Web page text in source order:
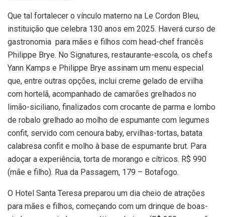
Que tal fortalecer o vínculo materno na Le Cordon Bleu,
instituição que celebra 130 anos em 2025. Haverá curso de
gastronomia para mães e filhos com head-chef francês
Philippe Brye. No Signatures, restaurante-escola, os chefs
Yann Kamps e Philippe Brye assinam um menu especial
que, entre outras opções, inclui creme gelado de ervilha
com hortelã, acompanhado de camarões grelhados no
limão-siciliano, finalizados com crocante de parma e lombo
de robalo grelhado ao molho de espumante com legumes
confit, servido com cenoura baby, ervilhas-tortas, batata
calabresa confit e molho à base de espumante brut. Para
adoçar a experiência, torta de morango e cítricos. R$ 990
(mãe e filho). Rua da Passagem, 179 – Botafogo.
O Hotel Santa Teresa preparou um dia cheio de atrações
para mães e filhos, começando com um drinque de boas-